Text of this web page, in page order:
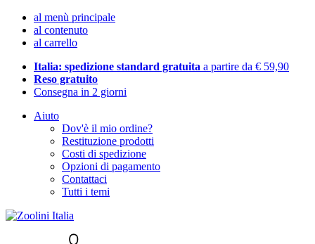
al menù principale
al contenuto
al carrello
Italia: spedizione standard gratuita a partire da € 59,90
Reso gratuito
Consegna in 2 giorni
Aiuto
Dov'è il mio ordine?
Restituzione prodotti
Costi di spedizione
Opzioni di pagamento
Contattaci
Tutti i temi